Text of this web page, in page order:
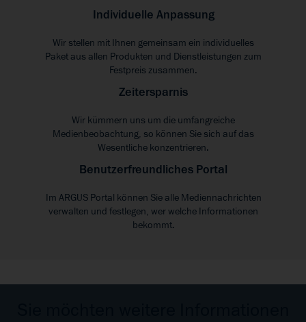
Individuelle Anpassung
Wir stellen mit Ihnen gemeinsam ein individuelles
Paket aus allen Produkten und Dienstleistungen zum
Festpreis zusammen.
Zeitersparnis
Wir kümmern uns um die umfangreiche
Medienbeobachtung, so können Sie sich auf das
Wesentliche konzentrieren.
Benutzerfreundliches Portal
Im ARGUS Portal können Sie alle Mediennachrichten
verwalten und festlegen, wer welche Informationen
bekommt.